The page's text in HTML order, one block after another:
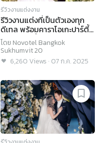
รีวิวงานแต่งงาน
รีวิวงานแต่งที่เป็นตัวเองทุก
ดีเทล พร้อมคาราโอเกะปาร์ตี้
Enjoy กันทั้งงาน @Novotel
Bangkok Sukhumvit 20
โดย Novotel Bangkok
Sukhumvit 20
6,260 Views · 07 ก.ค. 2025